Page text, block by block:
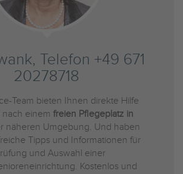
Telefon +49 671
20278718
Team bieten Ihnen direkte Hilfe
einem freien Pflegeplatz in
näheren Umgebung. Und haben
Tipps und Informationen für
und Auswahl einer
Kostenlos und